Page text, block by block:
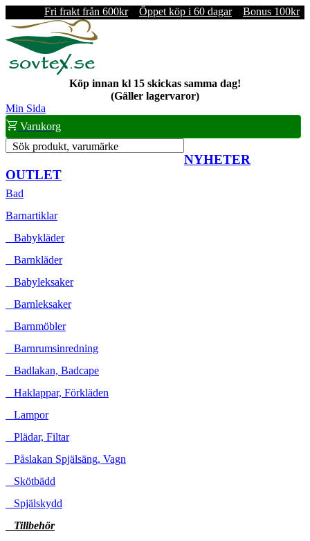
Fri frakt från 600kr Öppet köp i 60 dagar Bonus 100kr
Köp innan kl 15 skickas samma dag!
(Gäller lagervaror)
Min Sida
Varukorg
Sök produkt, varumärke
NYHETER
OUTLET
Bad
Barnartiklar
Babykläder
Barnkläder
Babyleksaker
Barnleksaker
Barnmöbler
Barnrumsinredning
Badlakan, Badcape
Haklappar, Förkläden
Lampor
Plädar, Filtar
Påslakan Spjälsäng, Vagn
Skötbädd
Spjälskydd
Tillbehör